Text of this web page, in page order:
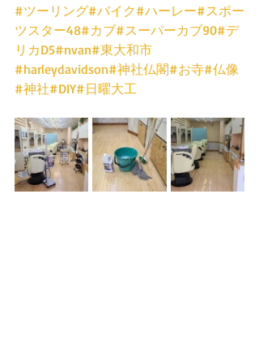
#ツーリング#バイク #ハーレー#スポー
ツスター48#カブ#スーパーカブ90#デ
リカD5#nvan#東大和市
#harleydavidson#神社仏閣#お寺#仏像
#神社#DIY#日曜大工